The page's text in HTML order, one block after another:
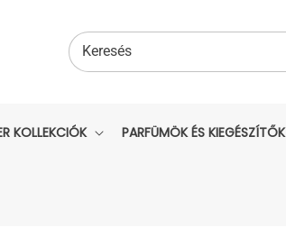
Keresés
KOLLEKCIÓK PARFÜMÖK ÉS KIEGÉSZÍTŐK